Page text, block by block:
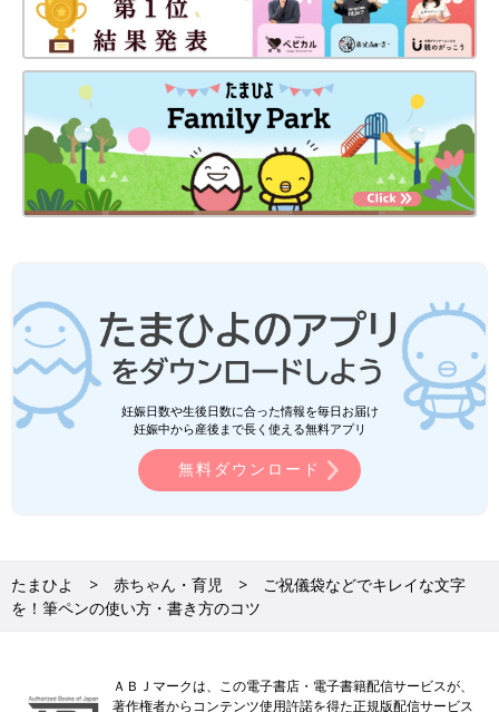
妊娠日数や生後日数に合った情報を毎日お届け
妊娠中から産後まで長く使える無料アプリ
無料ダウンロード
たまひよ 赤ちゃん・育児
ご祝儀袋などでキレイな文字
を！筆ペンの使い方・書き方のコツ
ＡＢＪマークは、この電子書店・電子書籍配信サービスが、
著作権者からコンテンツ使用許諾を得た正規版配信サービス